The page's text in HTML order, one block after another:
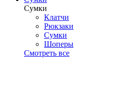
Сумки
Клатчи
Рюкзаки
Сумки
Шоперы
Смотреть все